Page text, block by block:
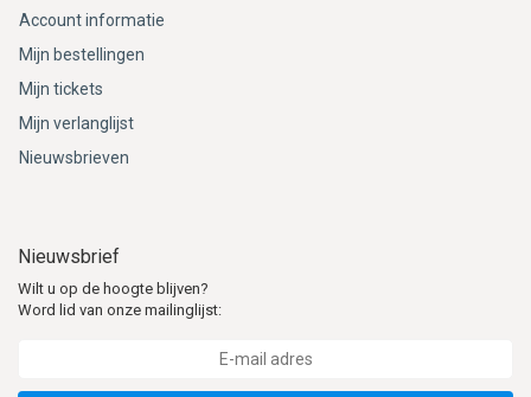
Account informatie
Mijn bestellingen
Mijn tickets
Mijn verlanglijst
Nieuwsbrieven
Nieuwsbrief
Wilt u op de hoogte blijven?
Word lid van onze mailinglijst: